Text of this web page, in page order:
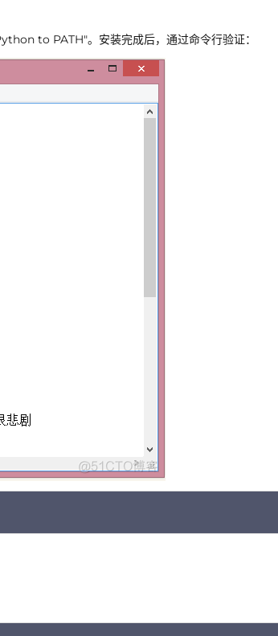
to PATH"。安装完成后，通过命令行验证：